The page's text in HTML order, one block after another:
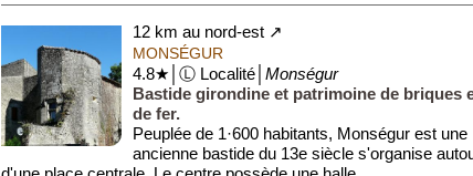
12 km au nord-est ↗
MONSÉGUR
4.8★│Ⓛ Localité│ Monségur
Bastide girondine et patrimoine de briques
de fer.
Peuplée de 1·600 habitants, Monségur est une
ancienne bastide du 13e siècle s'organise